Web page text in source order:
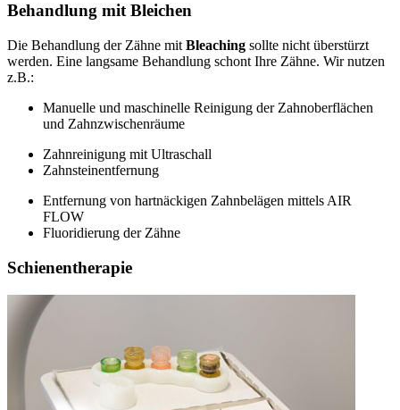
Behandlung mit Bleichen
Die Behandlung der Zähne mit Bleaching sollte nicht überstürzt
werden. Eine langsame Behandlung schont Ihre Zähne. Wir nutzen
z.B.:
Manuelle und maschinelle Reinigung der Zahnoberflächen
und Zahnzwischenräume
Zahnreinigung mit Ultraschall
Zahnsteinentfernung
Entfernung von hartnäckigen Zahnbelägen mittels AIR
FLOW
Fluoridierung der Zähne
Schienentherapie